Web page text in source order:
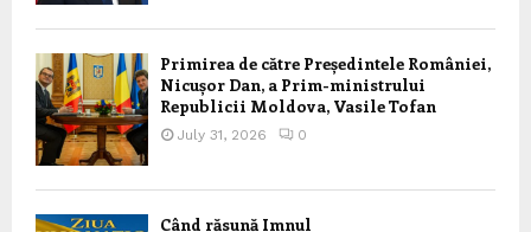
Primirea de către Președintele României,
Nicușor Dan, a Prim-ministrului
Republicii Moldova, Vasile Tofan
July 31, 2026 0
Când răsună Imnul